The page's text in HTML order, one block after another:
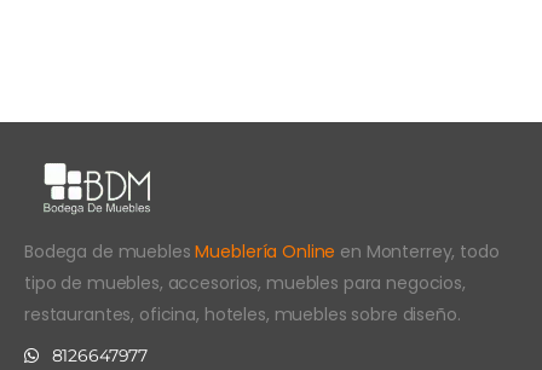
Bodega de mueblesMueblería Online en Monterrey, todo
tipo de muebles, accesorios, muebles para negocios,
restaurantes, oficina, hoteles, muebles sobre diseño.
8126647977